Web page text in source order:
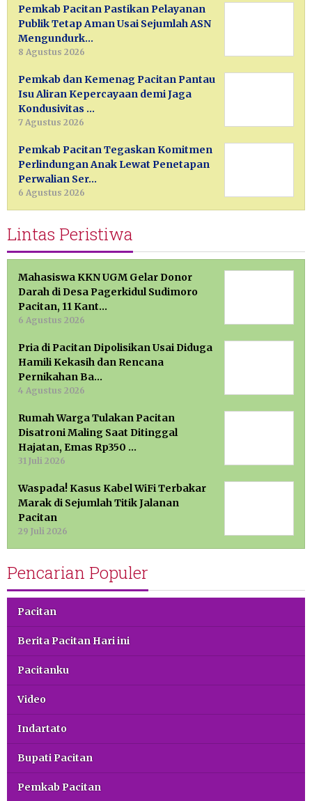
Pemkab Pacitan Pastikan Pelayanan
Publik Tetap Aman Usai Sejumlah ASN
Mengundurk…
8 Agustus 2026
Pemkab dan Kemenag Pacitan Pantau
Isu Aliran Kepercayaan demi Jaga
Kondusivitas …
7 Agustus 2026
Pemkab Pacitan Tegaskan Komitmen
Perlindungan Anak Lewat Penetapan
Perwalian Ser…
6 Agustus 2026
Lintas Peristiwa
Mahasiswa KKN UGM Gelar Donor
Darah di Desa Pagerkidul Sudimoro
Pacitan, 11 Kant…
6 Agustus 2026
Pria di Pacitan Dipolisikan Usai Diduga
Hamili Kekasih dan Rencana
Pernikahan Ba…
4 Agustus 2026
Rumah Warga Tulakan Pacitan
Disatroni Maling Saat Ditinggal
Hajatan, Emas Rp350 …
31 Juli 2026
Waspada! Kasus Kabel WiFi Terbakar
Marak di Sejumlah Titik Jalanan
Pacitan
29 Juli 2026
Pencarian Populer
Pacitan
Berita Pacitan Hari ini
Pacitanku
Video
Indartato
Bupati Pacitan
Pemkab Pacitan